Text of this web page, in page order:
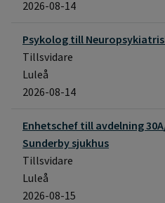
2026-08-14
Psykolog till
Luleå
Tillsvidare
2026-08-14
Enhetschef till avdelning
Sunderby sjukhus
Luleå
Tillsvidare
2026-08-15